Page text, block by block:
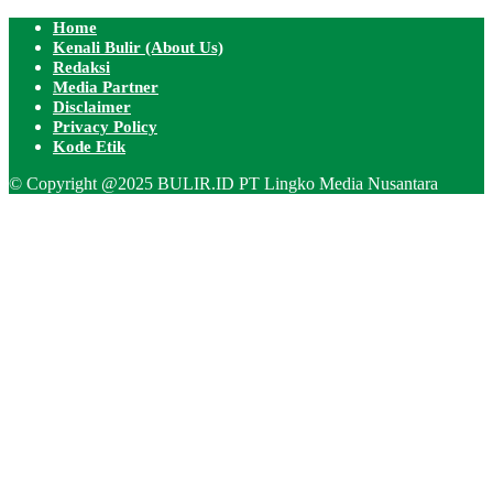
Home
Kenali Bulir (About Us)
Redaksi
Media Partner
Disclaimer
Privacy Policy
Kode Etik
© Copyright @2025 BULIR.ID PT Lingko Media Nusantara